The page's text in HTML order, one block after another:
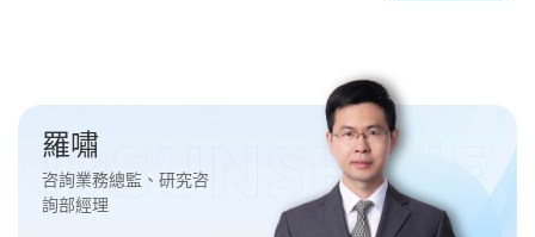
羅嘯
咨詢業務總監、研究咨
詢部經理